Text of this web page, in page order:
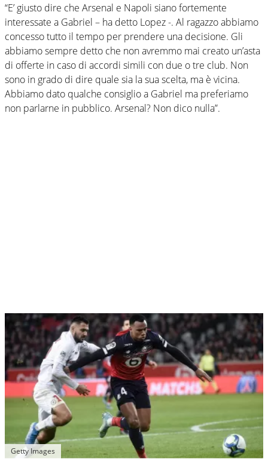
“E’ giusto dire che Arsenal e Napoli siano fortemente
interessate a Gabriel – ha detto Lopez -. Al ragazzo abbiamo
concesso tutto il tempo per prendere una decisione. Gli
abbiamo sempre detto che non avremmo mai creato un’asta
di offerte in caso di accordi simili con due o tre club. Non
sono in grado di dire quale sia la sua scelta, ma è vicina.
Abbiamo dato qualche consiglio a Gabriel ma preferiamo
non parlarne in pubblico. Arsenal? Non dico nulla”.
Getty Images